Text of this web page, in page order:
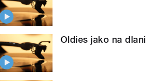
Oldies jako na dlani